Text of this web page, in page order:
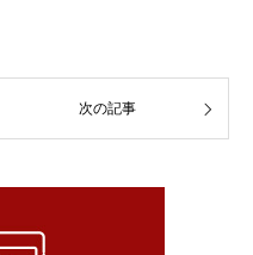
次の記事